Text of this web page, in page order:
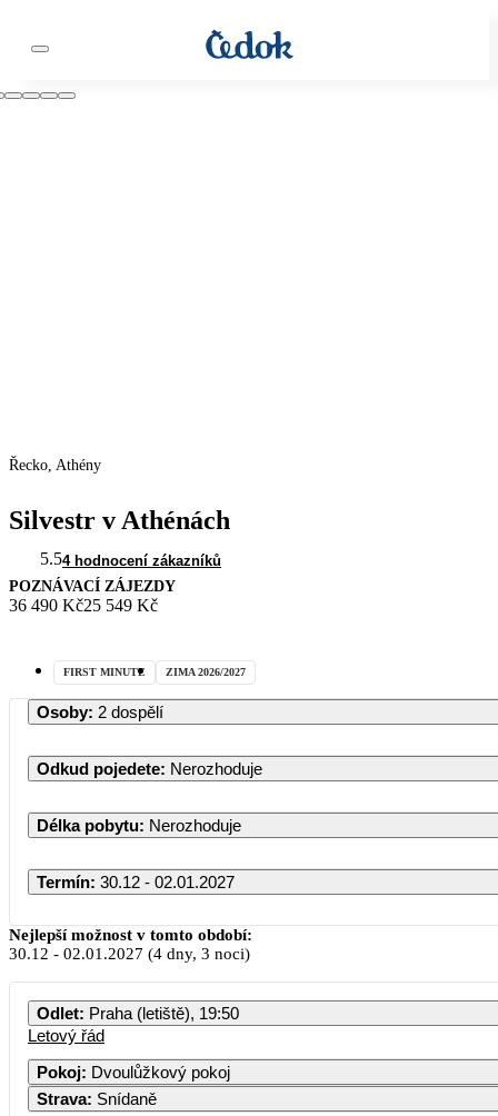
Řecko, Athény
Silvestr v Athénách
5.54 hodnocení zákazníků
POZNÁVACÍ ZÁJEZDY
36 490 Kč25 549 Kč
FIRST MINUTE ZIMA 2026/2027
Osoby: 2 dospělí
Odkud pojedete: Nerozhoduje
Délka pobytu: Nerozhoduje
Termín: 30.12 - 02.01.2027
Prosinec 2026
PO ÚT ST ČT PÁ SO NE
Nejlepší možnost v tomto období:
30.12 - 02.01.2027 (4 dny, 3 noci)
Odlet: Praha (letiště), 19:50
Letový řád
Pokoj: Dvoulůžkový pokoj
Strava: Snídaně